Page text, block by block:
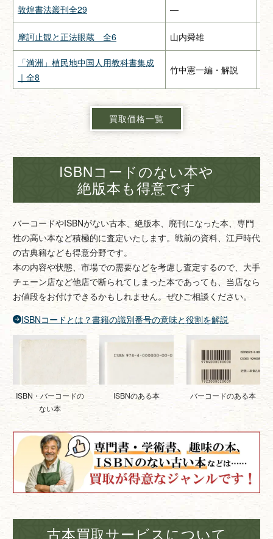
敦煌書法叢刊全29 —
摩訶止観と正法眼蔵 全6 山内舜雄
「満洲」植民地中国人用教科書集成
｜全8
竹中憲一編・解説
買取価格一覧
ISBNコードのない本や
絶版本も得意です
バーコードやISBNがない古本、絶版本、廃刊になった本、専門
性の高い本など積極的に査定いたします。戦前の資料、江戸時代
の古典籍なども得意分野です。
本の内容や状態、市場での需要などを考慮し査定するので、大手
チェーン店など他店で断られてしまった本であっても、当店なら
お値段をお付けできるかもしれません。ぜひご相談ください。
ISBNコードとは？書籍の識別番号の意味と役割を解説
ISBN・バーコードの
ない本
ISBNのある本 バーコードのある本
古本買取サービスについて